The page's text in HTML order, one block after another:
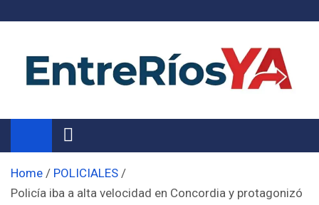
Noticias de Entre Ríos
Información de toda la provincia ahora
Home
POLICIALES
Policía iba a alta velocidad en Concordia y protagonizó